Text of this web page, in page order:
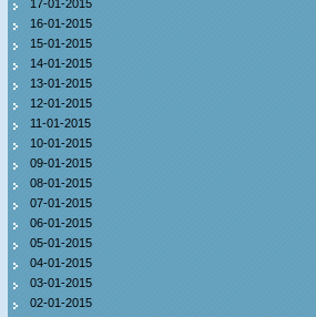
17-01-2015
16-01-2015
15-01-2015
14-01-2015
13-01-2015
12-01-2015
11-01-2015
10-01-2015
09-01-2015
08-01-2015
07-01-2015
06-01-2015
05-01-2015
04-01-2015
03-01-2015
02-01-2015